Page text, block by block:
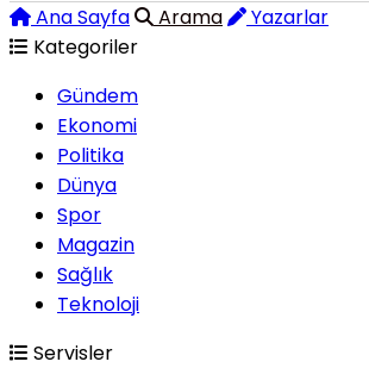
Ana Sayfa Arama
Yazarlar
Kategoriler
Gündem
Ekonomi
Politika
Dünya
Spor
Magazin
Sağlık
Teknoloji
Servisler